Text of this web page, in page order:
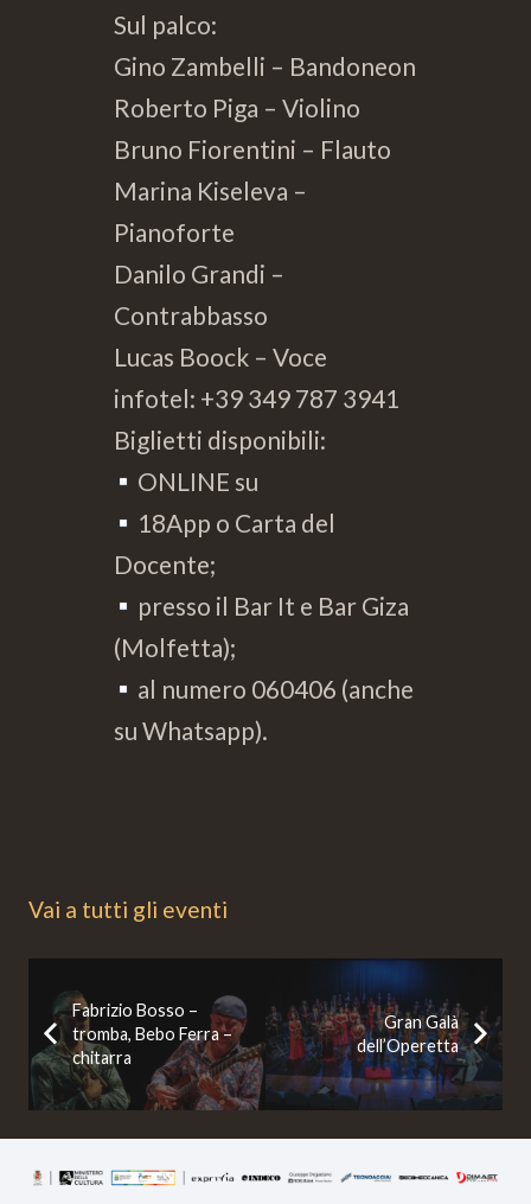
Sul palco:
Gino Zambelli – Bandoneon
Roberto Piga – Violino
Bruno Fiorentini – Flauto
Marina Kiseleva –
Pianoforte
Danilo Grandi –
Contrabbasso
Lucas Boock – Voce
infotel: +39 349 787 3941
Biglietti disponibili:
ONLINE su
18App o Carta del
Docente;
presso il Bar It e Bar Giza
(Molfetta);
al numero 060406 (anche
su Whatsapp).
Vai a tutti gli eventi
Fabrizio Bosso –
tromba, Bebo Ferra –
chitarra
Gran Galà
dell’Operetta